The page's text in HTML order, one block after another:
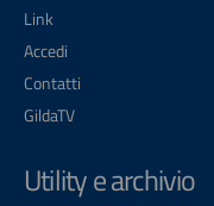
Link
Accedi
Contatti
GildaTV
Utility e archivio